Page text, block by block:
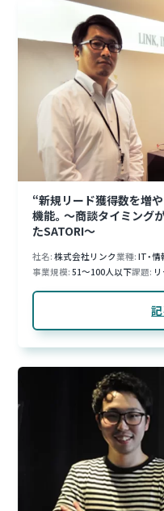
“新規リード獲得数を増
機能。〜商談タイミング
たSATORI〜
社名 株式会社リンク業種 IT・
事業規模 51～100人以下課題